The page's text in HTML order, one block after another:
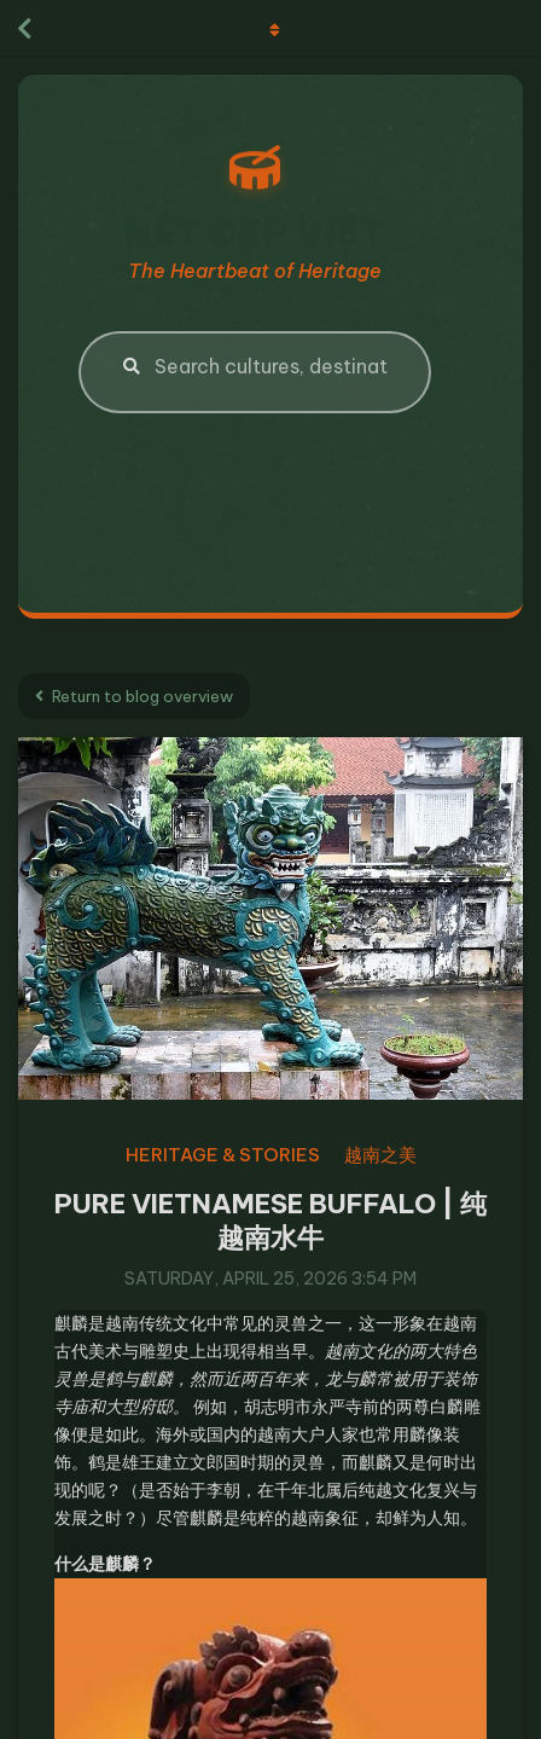
The Heartbeat of Heritage
Return to blog overview
HERITAGE & STORIES 越南之美
PURE VIETNAMESE BUFFALO | 纯
越南水牛
SATURDAY, APRIL 25, 2026 3:54 PM
麒麟是越南传统文化中常见的灵兽之一，这一形象在越南
古代美术与雕塑史上出现得相当早。 越南文化的两大特色
灵兽是鹤与麒麟，然而近两百年来，龙与麟常被用于装饰
寺庙和大型府邸。
例如，胡志明市永严寺前的两尊白麟雕
像便是如此。海外或国内的越南大户人家也常用麟像装
饰。鹤是雄王建立文郎国时期的灵兽，而麒麟又是何时出
现的呢？（是否始于李朝，在千年北属后纯越文化复兴与
发展之时？）尽管麒麟是纯粹的越南象征，却鲜为人知。
什么是麒麟？